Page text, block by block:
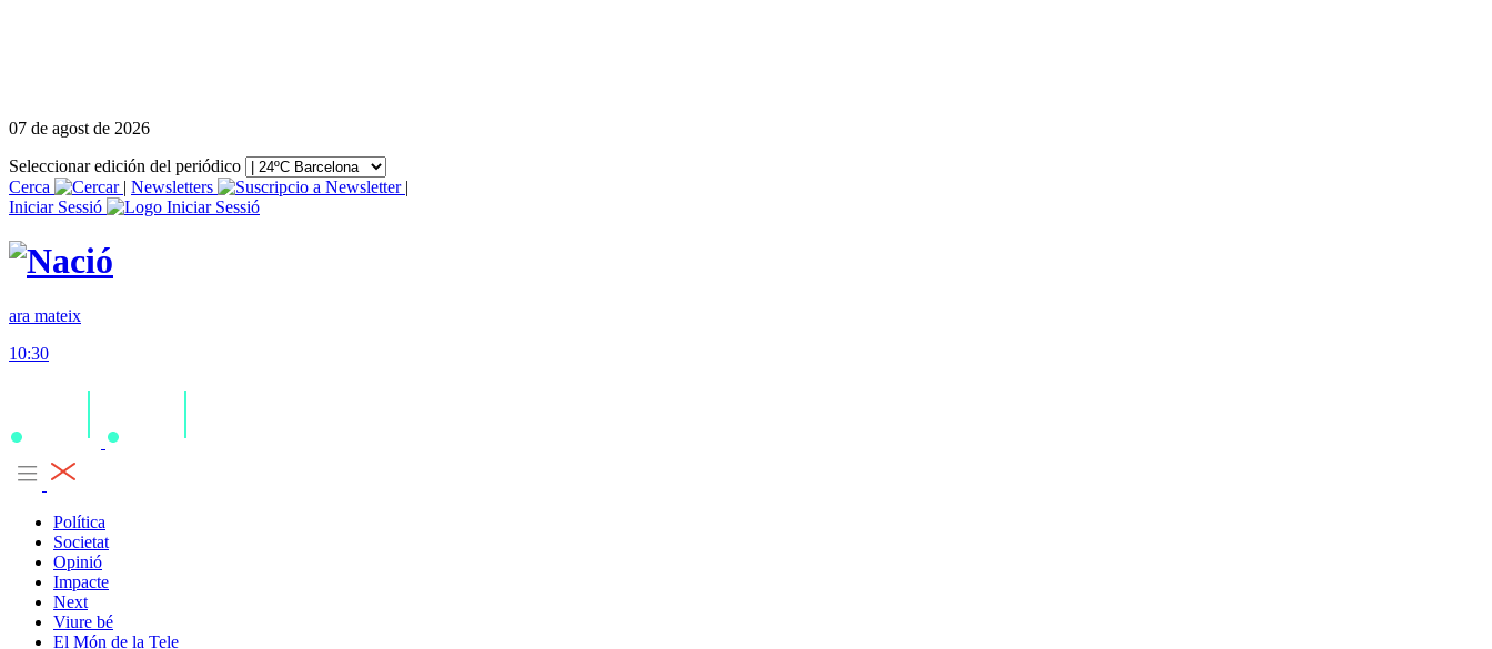
07 de agost de 2026
Seleccionar edición del periódico
Cerca
| Newsletters
|
Iniciar Sessió
ara mateix
10:30
Política
Societat
Opinió
Impacte
Next
Viure bé
El Món de la Tele